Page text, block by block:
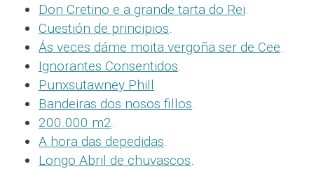
Don Cretino e a grande tarta do Rei.
Cuestión de principios.
Ás veces dáme moita vergoña ser de Cee.
Ignorantes Consentidos.
Punxsutawney Phill.
Bandeiras dos nosos fillos.
200.000 m2.
A hora das depedidas.
Longo Abril de chuvascos.